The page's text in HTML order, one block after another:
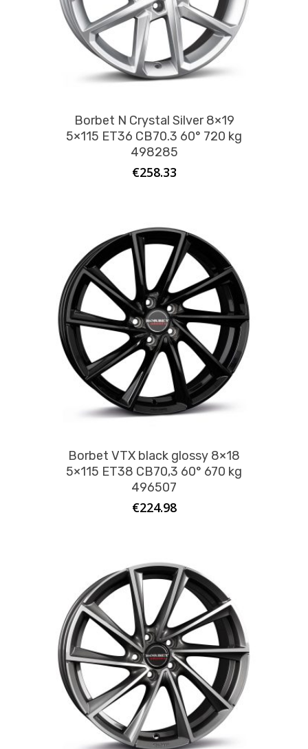
Borbet N Crystal Silver 8×19
5×115 ET36 CB70.3 60° 720 kg
498285
€258.33
Borbet VTX black glossy 8×18
5×115 ET38 CB70,3 60° 670 kg
496507
€224.98